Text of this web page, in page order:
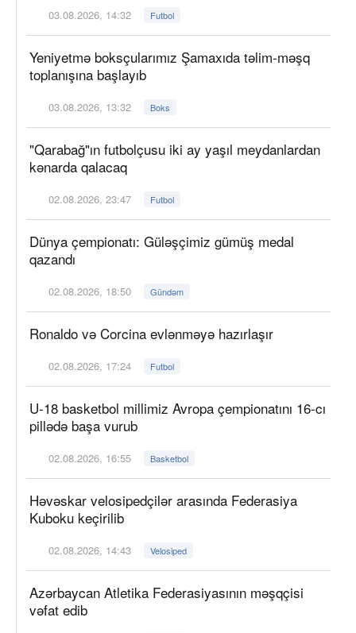
03.08.2026, 14:32 Futbol
Yeniyetmə boksçularımız Şamaxıda təlim-məşq
toplanışına başlayıb
03.08.2026, 13:32 Boks
"Qarabağ"ın futbolçusu iki ay yaşıl meydanlardan
kənarda qalacaq
02.08.2026, 23:47 Futbol
Dünya çempionatı: Güləşçimiz gümüş medal
qazandı
02.08.2026, 18:50 Gündəm
Ronaldo və Corcina evlənməyə hazırlaşır
02.08.2026, 17:24 Futbol
U-18 basketbol millimiz Avropa çempionatını 16-cı
pillədə başa vurub
02.08.2026, 16:55 Basketbol
Həvəskar velosipedçilər arasında Federasiya
Kuboku keçirilib
02.08.2026, 14:43 Velosiped
Azərbaycan Atletika Federasiyasının məşqçisi
vəfat edib